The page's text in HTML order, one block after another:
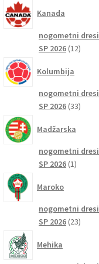
Kanada
nogometni dresi
SP 2026 1212
Kolumbija
nogometni dresi
SP 2026 3333
Madžarska
nogometni dresi
SP 2026 11
Maroko
nogometni dresi
SP 2026 2323
Mehika